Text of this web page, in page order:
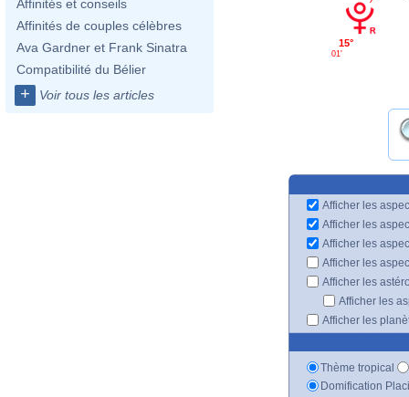
Affinités et conseils
Affinités de couples célèbres
Ava Gardner et Frank Sinatra
Compatibilité du Bélier
+ Voir tous les articles
15°
01'
Afficher les
Afficher les
Afficher les
Afficher les
Afficher les
Afficher les
Afficher les
Thème tropical
Domification